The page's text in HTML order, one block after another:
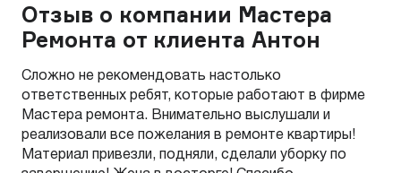
Отзыв о компании Мастера
Ремонта от клиента Антон
Сложно не рекомендовать настолько
ответственных ребят, которые работают в фирме
Мастера ремонта. Внимательно выслушали и
реализовали все пожелания в ремонте квартиры!
Материал привезли, подняли, сделали уборку по